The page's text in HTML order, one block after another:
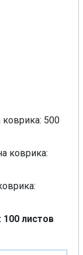
500
коврика:
листов